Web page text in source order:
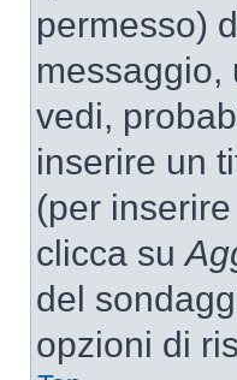
permesso)
vedi,
inserire un
(per
clicca su
del
opzioni di